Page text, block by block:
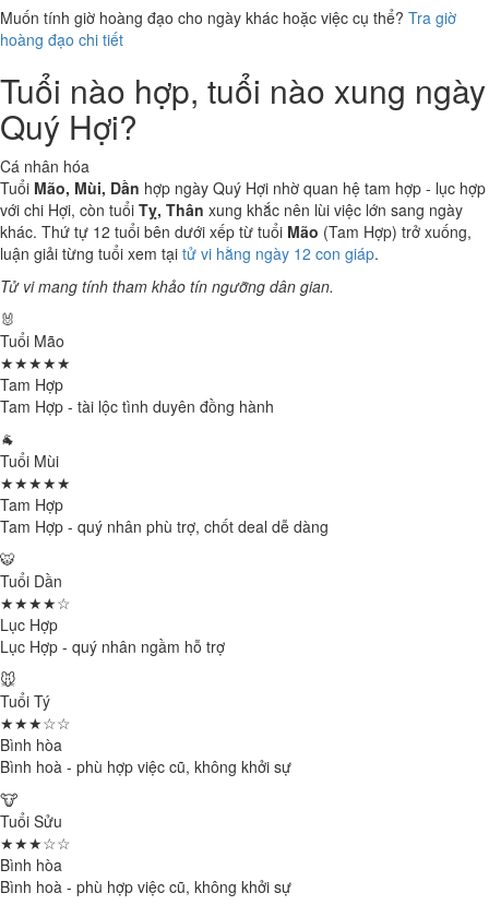
Muốn tính giờ hoàng đạo cho ngày khác hoặc việc cụ thể? Tra giờ
hoàng đạo chi tiết
Tuổi nào hợp, tuổi nào xung ngày
Quý Hợi?
Cá nhân hóa
Tuổi Mão, Mùi, Dần hợp ngày Quý Hợi nhờ quan hệ tam hợp - lục hợp
với chi Hợi, còn tuổi Tỵ, Thân xung khắc nên lùi việc lớn sang ngày
khác. Thứ tự 12 tuổi bên dưới xếp từ tuổi Mão (Tam Hợp) trở xuống,
luận giải từng tuổi xem tại tử vi hằng ngày 12 con giáp.
Tử vi mang tính tham khảo tín ngưỡng dân gian.
🐰
Tuổi Mão
★★★★★
Tam Hợp
Tam Hợp - tài lộc tình duyên đồng hành
🐐
Tuổi Mùi
★★★★★
Tam Hợp
Tam Hợp - quý nhân phù trợ, chốt deal dễ dàng
🐯
Tuổi Dần
★★★★☆
Lục Hợp
Lục Hợp - quý nhân ngầm hỗ trợ
🐭
Tuổi Tý
★★★☆☆
Bình hòa
Bình hoà - phù hợp việc cũ, không khởi sự
🐮
Tuổi Sửu
★★★☆☆
Bình hòa
Bình hoà - phù hợp việc cũ, không khởi sự